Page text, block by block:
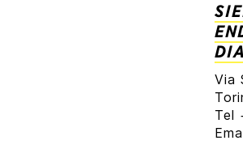
Via
Tel